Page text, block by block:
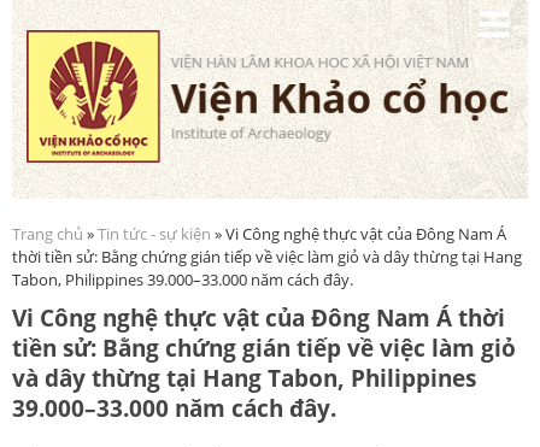
Nhảy
đến
nội
dung
Bạn đang ở đây
Trang chủ »Tin tức - sự kiện » Vi Công nghệ thực vật của Đông Nam Á
thời tiền sử: Bằng chứng gián tiếp về việc làm giỏ và dây thừng tại Hang
Tabon, Philippines 39.000–33.000 năm cách đây.
Vi Công nghệ thực vật của Đông Nam Á thời
tiền sử: Bằng chứng gián tiếp về việc làm giỏ
và dây thừng tại Hang Tabon, Philippines
39.000–33.000 năm cách đây.